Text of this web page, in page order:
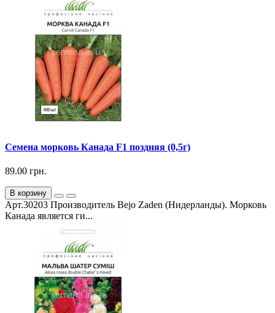
Семена морковь Канада F1 поздняя (0,5г)
89.00 грн.
В корзину
Арт.30203 Производитель Bejo Zaden (Нидерланды). Морковь
Канада является ги...